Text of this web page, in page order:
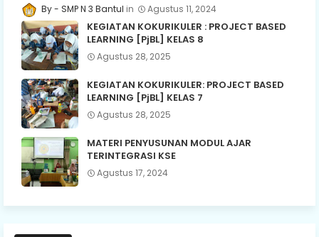
SMP N 3 Bantul Agustus 11, 2024
KEGIATAN KOKURIKULER : PROJECT BASED
LEARNING [PjBL] KELAS 8
Agustus 28, 2025
KEGIATAN KOKURIKULER: PROJECT BASED
LEARNING [PjBL] KELAS 7
Agustus 28, 2025
MATERI PENYUSUNAN MODUL AJAR
TERINTEGRASI KSE
Agustus 17, 2024